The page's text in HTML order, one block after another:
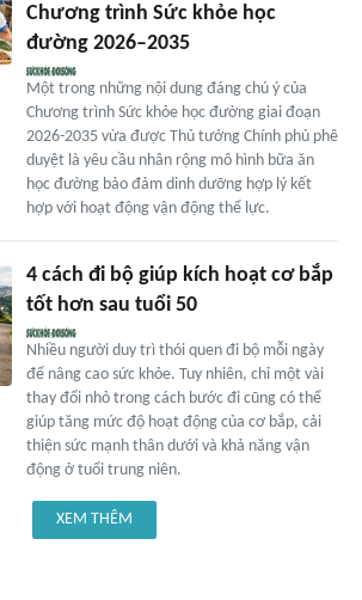
Chương trình Sức khỏe học
đường 2026–2035
Một trong những nội dung đáng chú ý của
Chương trình Sức khỏe học đường giai đoạn
2026-2035 vừa được Thủ tướng Chính phủ phê
duyệt là yêu cầu nhân rộng mô hình bữa ăn
học đường bảo đảm dinh dưỡng hợp lý kết
hợp với hoạt động vận động thể lực.
4 cách đi bộ giúp kích hoạt cơ bắp
tốt hơn sau tuổi 50
Nhiều người duy trì thói quen đi bộ mỗi ngày
để nâng cao sức khỏe. Tuy nhiên, chỉ một vài
thay đổi nhỏ trong cách bước đi cũng có thể
giúp tăng mức độ hoạt động của cơ bắp, cải
thiện sức mạnh thân dưới và khả năng vận
động ở tuổi trung niên.
XEM THÊM